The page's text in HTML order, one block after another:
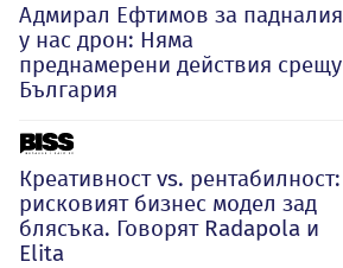
Адмирал Ефтимов за падналия
у нас дрон: Няма
преднамерени действия срещу
България
Креативност vs. рентабилност:
рисковият бизнес модел зад
блясъка. Говорят Radapola и
Elita